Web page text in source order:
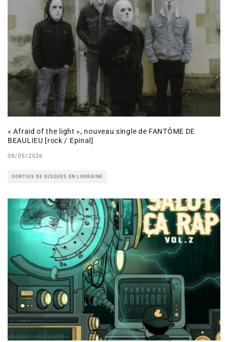
« Afraid of the light », nouveau single de FANTÔME DE
BEAULIEU [rock / Epinal]
08/05/2026
SORTIES DE DISQUES EN LORRAINE